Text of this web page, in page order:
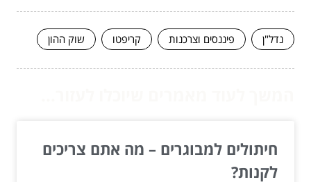
נדל"ן פיננסים וצרכנות קריפטו שוק ההון
חיתולים למבוגרים – מה אתם צריכים
לקנות?